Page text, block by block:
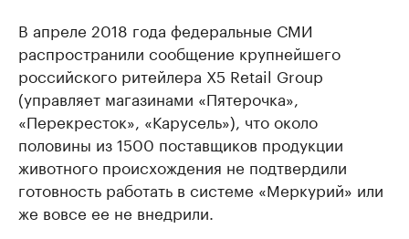
В апреле 2018 года федеральные СМИ
распространили сообщение крупнейшего
российского ритейлера Х5 Retail Group
(управляет магазинами «Пятерочка»,
«Перекресток», «Карусель»), что около
половины из 1500 поставщиков продукции
животного происхождения не подтвердили
готовность работать в системе «Меркурий» или
же вовсе ее не внедрили.